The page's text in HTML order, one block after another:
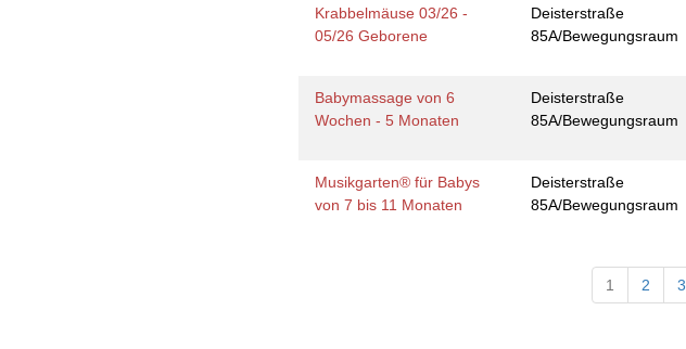
Krabbelmäuse 03/26 -
05/26 Geborene
Deisterstraße
85A/Bewegungsraum
Babymassage von 6
Wochen - 5 Monaten
Deisterstraße
85A/Bewegungsraum
Musikgarten® für Babys
von 7 bis 11 Monaten
Deisterstraße
85A/Bewegungsraum
1 2 3